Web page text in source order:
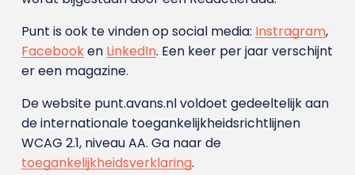
Punt is ook te vinden op social media: Instragram,
Facebooken LinkedIn. Een keer per jaar verschijnt
er een magazine.
De website punt.avans.nl voldoet gedeeltelijk aan
de internationale toegankelijkheidsrichtlijnen
WCAG 2.1, niveau AA. Ga naar de
toegankelijkheidsverklaring.